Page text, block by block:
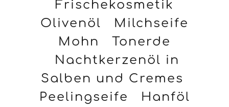
Frischekosmetik
Olivenöl
Milchseife
Mohn
Tonerde
Nachtkerzenöl in
Salben und Cremes
Peelingseife
Hanföl